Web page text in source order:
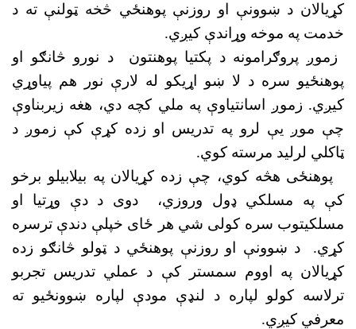
کړيالان د ښوونې او روزنې پوهنځي څخه ټولنې ته د
خدمت په موخه وړاندې کيږي.
زموږ پروګرامونه د پکتيا پوهنتون د نورو څانګو او
پوهنځیو سره د لا ښو اړيکو له لارې نور هم پیاوړي
کیږي. زموږ اسانتياوې په ملي کچه دي، هغه زیربناوې
چې موږ یې لرو په تدریس او زده کړې کې زموږ د
ټاکلي لرلید مرسته کوي.
پوهنځی هڅه کوي، چې زده کړيالان په بيلابيلو برخو
کې په مسلکي ډول وروزي، دوی د دې وړتيا او
مسلکيتوب سره کولی شي هر ځای خپلې دندې ترسره
کړي.
د ښوونې او روزنې پوهنځي د ټولو څانګو زده
کړيالان په اووم سمستر کې د عملي تدریس تجربو
ترلاسه کولو لپاره د لنډې مودې لپاره ښوونځیو ته
معرفي کيږي.